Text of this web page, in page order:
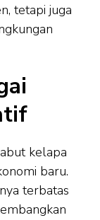
tetapi juga
kelapa
baru.
terbatas